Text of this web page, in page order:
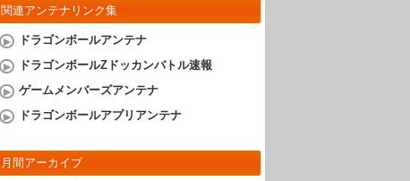
関連アンテナリンク集
ドラゴンボールアンテナ
ドラゴンボールZドッカンバトル速報
ゲームメンバーズアンテナ
ドラゴンボールアプリアンテナ
月間アーカイブ